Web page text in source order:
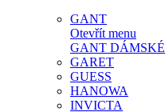
GANT
Otevřít menu
GANT DÁMSKÉ
GARET
GUESS
HANOWA
INVICTA